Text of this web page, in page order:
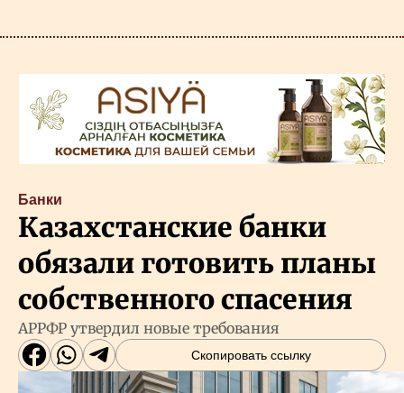
Банки
Казахстанские банки
обязали готовить планы
собственного спасения
АРРФР утвердил новые требования
Скопировать ссылку